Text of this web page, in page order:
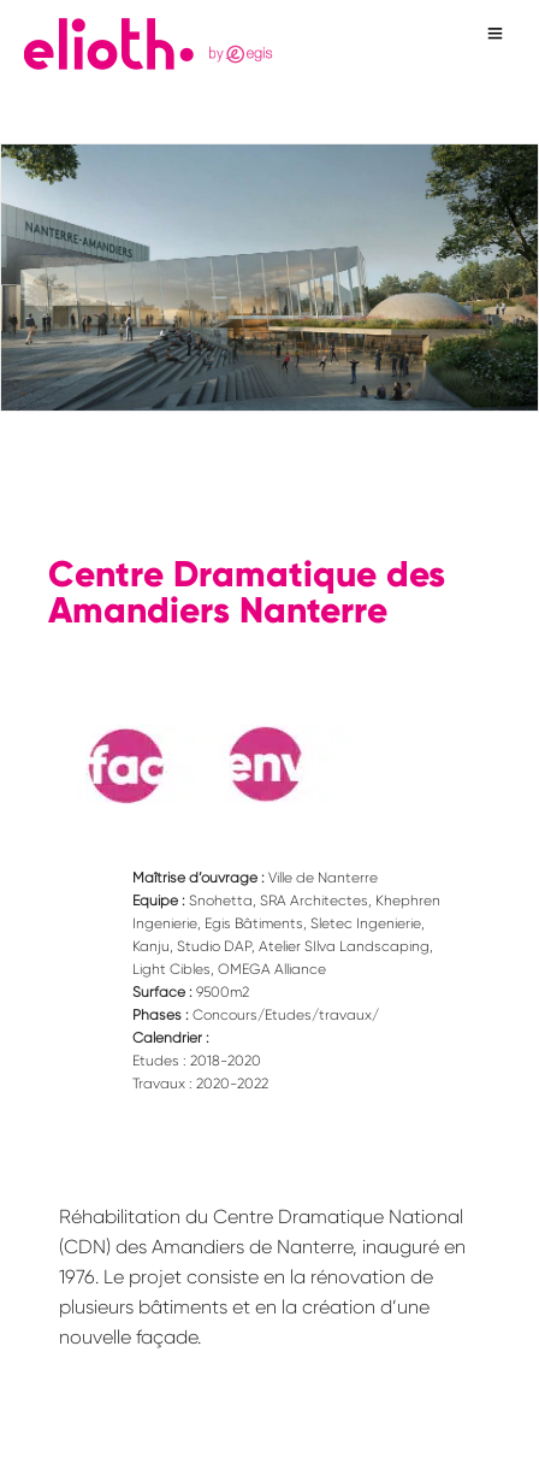
Centre Dramatique des
Amandiers Nanterre
Maîtrise d’ouvrage : Ville de Nanterre
Equipe : Snohetta, SRA Architectes, Khephren
Ingenierie, Egis Bâtiments, Sletec Ingenierie,
Kanju, Studio DAP, Atelier SIlva Landscaping,
Light Cibles, OMEGA Alliance
Surface : 9500m2
Phases : Concours/Etudes/travaux/
Calendrier :
Etudes : 2018-2020
Travaux : 2020-2022
Réhabilitation du Centre Dramatique National
(CDN) des Amandiers de Nanterre, inauguré en
1976. Le projet consiste en la rénovation de
plusieurs bâtiments et en la création d’une
nouvelle façade.